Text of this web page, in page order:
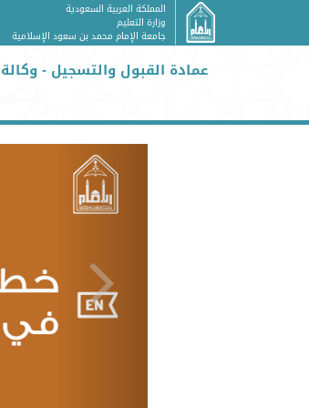
المملكة العربية السعودية
وزارة التعليم
جامعة الإمام محمد بن سعود الإسلامية
عمادة القبول والتسجيل - وكالة